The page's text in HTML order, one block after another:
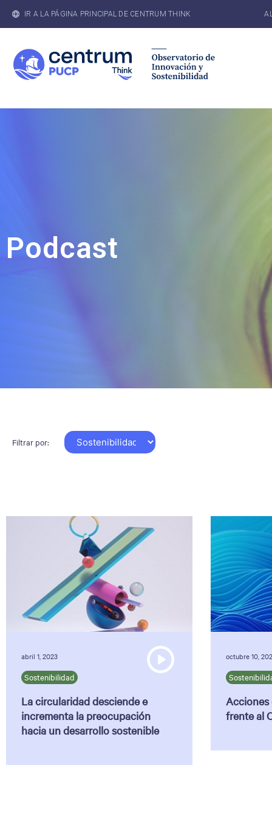
IR A LA PÁGINA PRINCIPAL DE CENTRUM THINK
Podcast
Filtrar por:
abril 1, 2023
Sostenibilidad
La circularidad desciende e
incrementa la preocupación
hacia un desarrollo sostenible
octubre 10,
Acciones
frente al